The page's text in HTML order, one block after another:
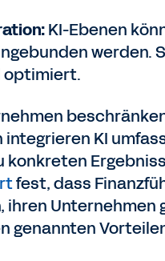
KI-Ebenen
werden.
optimiert.
KI
konkreten
fest, dass
ihren
genannten